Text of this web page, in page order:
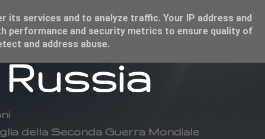
della Seconda Guerra Mondiale
its services and to analyze traffic. Your IP address and
performance and security metrics to ensure quality of
and address abuse.